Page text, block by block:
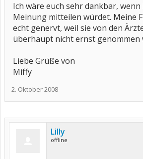
Ich wäre euch sehr dankbar,
Meinung mitteilen würdet. Meine
echt genervt, weil sie von den
überhaupt nicht ernst genommen
Liebe Grüße von
Miffy
2. Oktober 2008
Lilly
offline